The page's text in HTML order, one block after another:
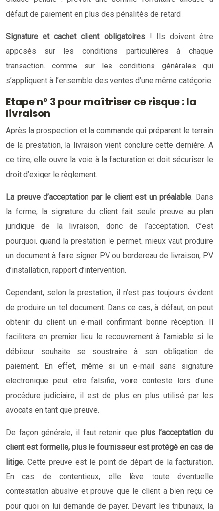
défaut de paiement en plus des pénalités de retard
Signature et cachet client obligatoires! Ils doivent être
apposés sur les conditions particulières à chaque
transaction, comme sur les conditions générales qui
s’appliquent à l’ensemble des ventes d’une même catégorie.
Etape n° 3 pour maîtriser ce risque : la
livraison
Après la prospection et la commande qui préparent le terrain
de la prestation, la livraison vient conclure cette dernière. A
ce titre, elle ouvre la voie à la facturation et doit sécuriser le
droit d’exiger le règlement.
La preuve d’acceptation par le client est un préalable. Dans
la forme, la signature du client fait seule preuve au plan
juridique de la livraison, donc de l’acceptation. C’est
pourquoi, quand la prestation le permet, mieux vaut produire
un document à faire signer PV ou bordereau de livraison, PV
d’installation, rapport d’intervention.
Cependant, selon la prestation, il n’est pas toujours évident
de produire un tel document. Dans ce cas, à défaut, on peut
obtenir du client un e-mail confirmant bonne réception. Il
facilitera en premier lieu le recouvrement à l’amiable si le
débiteur souhaite se soustraire à son obligation de
paiement. En effet, même si un e-mail sans signature
électronique peut être falsifié, voire contesté lors d’une
procédure judiciaire, il est de plus en plus utilisé par les
avocats en tant que preuve.
De façon générale, il faut retenir que plus l’acceptation du
client est formelle, plus le fournisseur est protégé en cas de
litige. Cette preuve est le point de départ de la facturation.
En cas de contentieux, elle lève toute éventuelle
contestation abusive et prouve que le client a bien reçu ce
pour quoi on lui demande de payer. Devant les tribunaux, la